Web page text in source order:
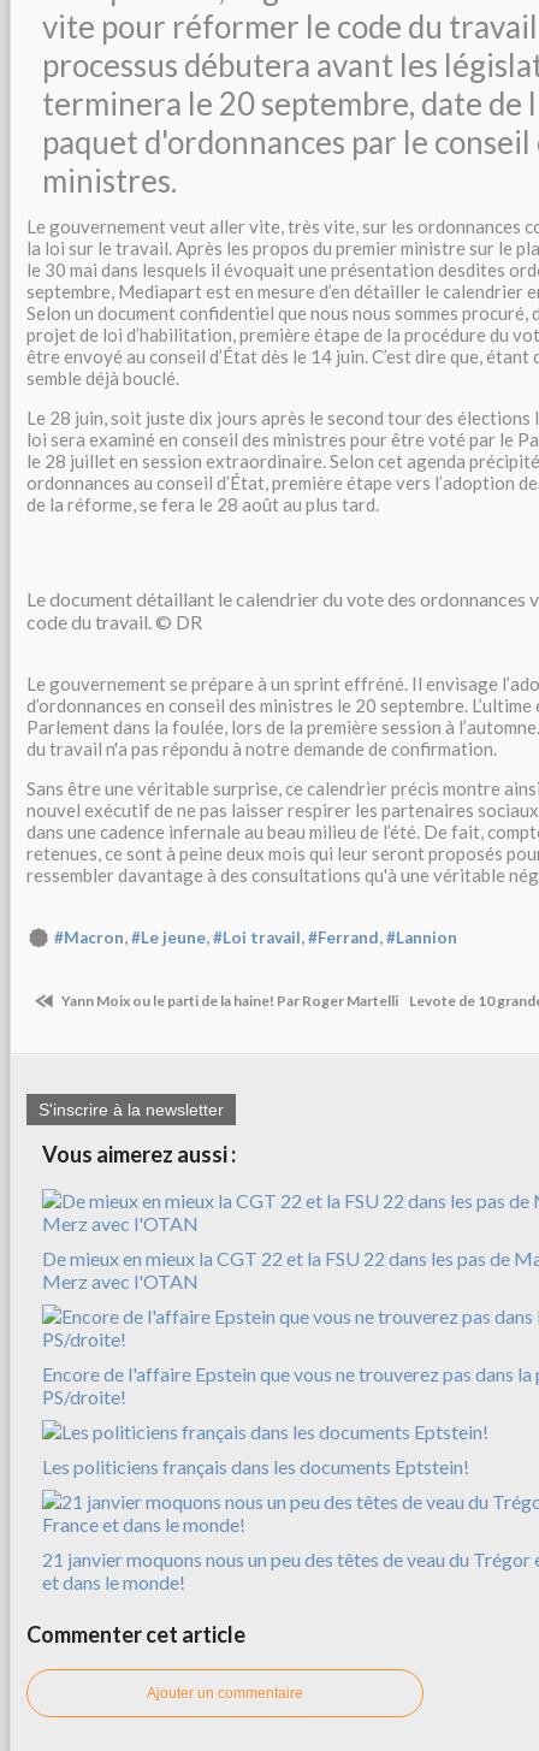
vite pour réformer le code du
processus débutera avant les
terminera le 20 septembre, date de
paquet d'ordonnances par le conseil
ministres.
Le gouvernement veut aller vite, très vite, sur les ordonnances
la loi sur le travail. Après les propos du premier ministre sur le
le 30 mai dans lesquels il évoquait une présentation desdites
septembre, Mediapart est en mesure d’en détailler le calendrier
Selon un document confidentiel que nous nous sommes procuré,
projet de loi d’habilitation, première étape de la procédure du
être envoyé au conseil d’État dès le 14 juin. C’est dire que,
semble déjà bouclé.
Le 28 juin, soit juste dix jours après le second tour des
loi sera examiné en conseil des ministres pour être voté par le
le 28 juillet en session extraordinaire. Selon cet agenda
ordonnances au conseil d’État, première étape vers l’adoption
de la réforme, se fera le 28 août au plus tard.
Le document détaillant le calendrier du vote des ordonnances
code du travail. © DR
Le gouvernement se prépare à un sprint effréné. Il envisage
d’ordonnances en conseil des ministres le 20 septembre.
Parlement dans la foulée, lors de la première session à
du travail n'a pas répondu à notre demande de confirmation.
Sans être une véritable surprise, ce calendrier précis montre
nouvel exécutif de ne pas laisser respirer les partenaires
dans une cadence infernale au beau milieu de l’été. De fait,
retenues, ce sont à peine deux mois qui leur seront proposés
ressembler davantage à des consultations qu'à une véritable
#Macron,#Le jeune,#Loi travail,#Ferrand,#Lannion
Yann Moix ou le parti de la haine! Par Roger Martelli Levote de 10
S'inscrire à la newsletter
Vous aimerez aussi :
De mieux en mieux la CGT 22 et la FSU 22 dans les pas de
Merz avec l'OTAN
Encore de l'affaire Epstein que vous ne trouverez pas dans
PS/droite!
Les politiciens français dans les documents Eptstein!
21 janvier moquons nous un peu des têtes de veau du Trégor
et dans le monde!
Commenter cet article
Ajouter un commentaire